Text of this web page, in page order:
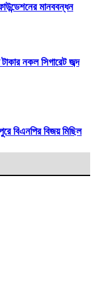
মানববন্ধন
নকল সিগারেট জব্দ
বিএনপির বিজয় মিছিল